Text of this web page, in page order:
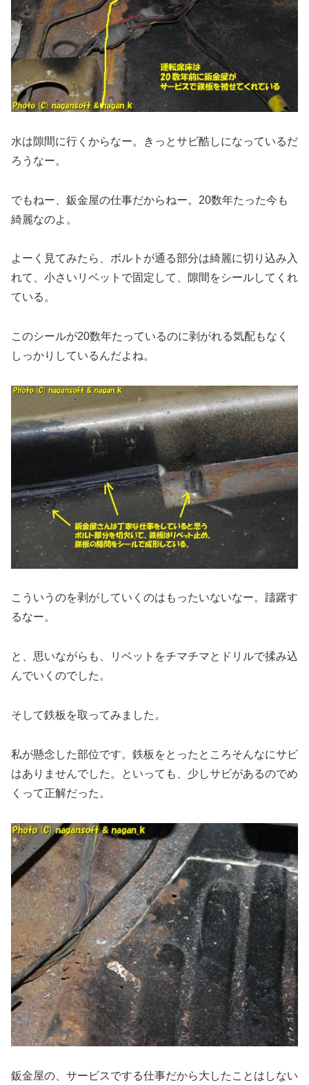
水は隙間に行くからなー。きっとサビ酷しになっているだ
ろうなー。
でもねー、鈑金屋の仕事だからねー。20数年たった今も
綺麗なのよ。
よーく見てみたら、ボルトが通る部分は綺麗に切り込み入
れて、小さいリベットで固定して、隙間をシールしてくれ
ている。
このシールが20数年たっているのに剥がれる気配もなく
しっかりしているんだよね。
こういうのを剥がしていくのはもったいないなー。躊躇す
るなー。
と、思いながらも、リベットをチマチマとドリルで揉み込
んでいくのでした。
そして鉄板を取ってみました。
私が懸念した部位です。鉄板をとったところそんなにサビ
はありませんでした。といっても、少しサビがあるのでめ
くって正解だった。
鈑金屋の、サービスでする仕事だから大したことはしない